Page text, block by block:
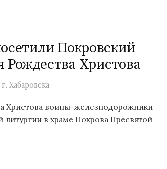
Покровский
Рождества Христова
Хабаровска
Христова воины-железнодорожники
в храме Покрова Пресвятой